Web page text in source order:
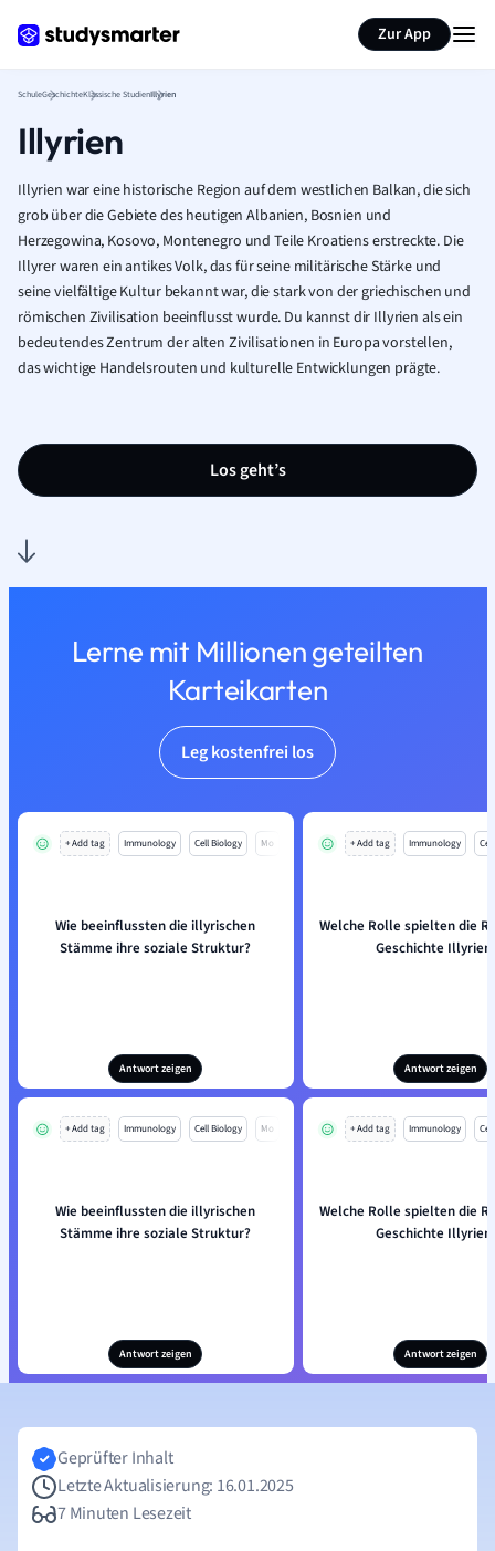
Zur App
SchuleGeschichteKlassische StudienIllyrien
Illyrien
Illyrien war eine historische Region auf dem westlichen Balkan, die sich
grob über die Gebiete des heutigen Albanien, Bosnien und
Herzegowina, Kosovo, Montenegro und Teile Kroatiens erstreckte. Die
Illyrer waren ein antikes Volk, das für seine militärische Stärke und
seine vielfältige Kultur bekannt war, die stark von der griechischen und
römischen Zivilisation beeinflusst wurde. Du kannst dir Illyrien als ein
bedeutendes Zentrum der alten Zivilisationen in Europa vorstellen,
das wichtige Handelsrouten und kulturelle Entwicklungen prägte.
Los geht’s
Lerne mit Millionen geteilten
Karteikarten
Leg kostenfrei los
+ Add tag Immunology Cell Biology Mo
Wie beeinflussten die illyrischen
Stämme ihre soziale Struktur?
Antwort zeigen
+ Add tag Immunology
Welche Rolle spielten die
Geschichte
Antwort zeigen
+ Add tag Immunology Cell Biology Mo
Wie beeinflussten die illyrischen
Stämme ihre soziale Struktur?
Antwort zeigen
+ Add tag Immunology
Welche Rolle spielten die
Geschichte
Antwort zeigen
Seite zusammenfassen
Geprüfter Inhalt
Letzte Aktualisierung: 16.01.2025
7 Minuten Lesezeit